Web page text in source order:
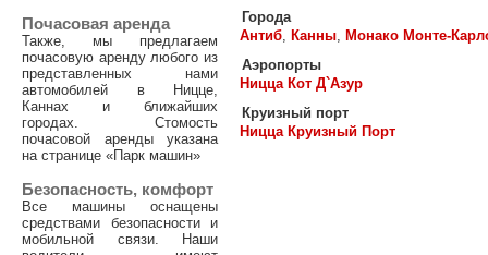
Города
Антиб, Канны, Монако Монте-
Аэропорты
Ницца Кот Д`Азур
Круизный порт
Ницца Круизный Порт
Почасовая аренда
Также, мы предлагаем
почасовую аренду любого из
представленных нами
автомобилей в Ницце,
Каннах и ближайших
городах. Стомость
почасовой аренды указана
на странице «Парк машин»
Безопасность, комфорт
Все машины оснащены
средствами безопасности и
мобильной связи. Наши